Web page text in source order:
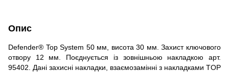
Опис
Defender® Top System 50 мм, висота 30 мм. Захист ключового
отвору 12 мм. Поєднується із зовнішньою накладкою арт.
95402. Дані захисні накладки, взаємозамінні з накладками TOP